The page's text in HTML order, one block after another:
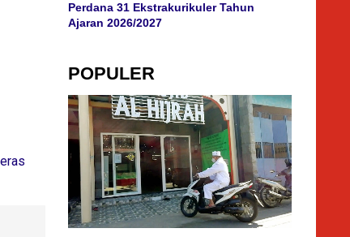
Perdana 31 Ekstrakurikuler Tahun
Ajaran 2026/2027
POPULER